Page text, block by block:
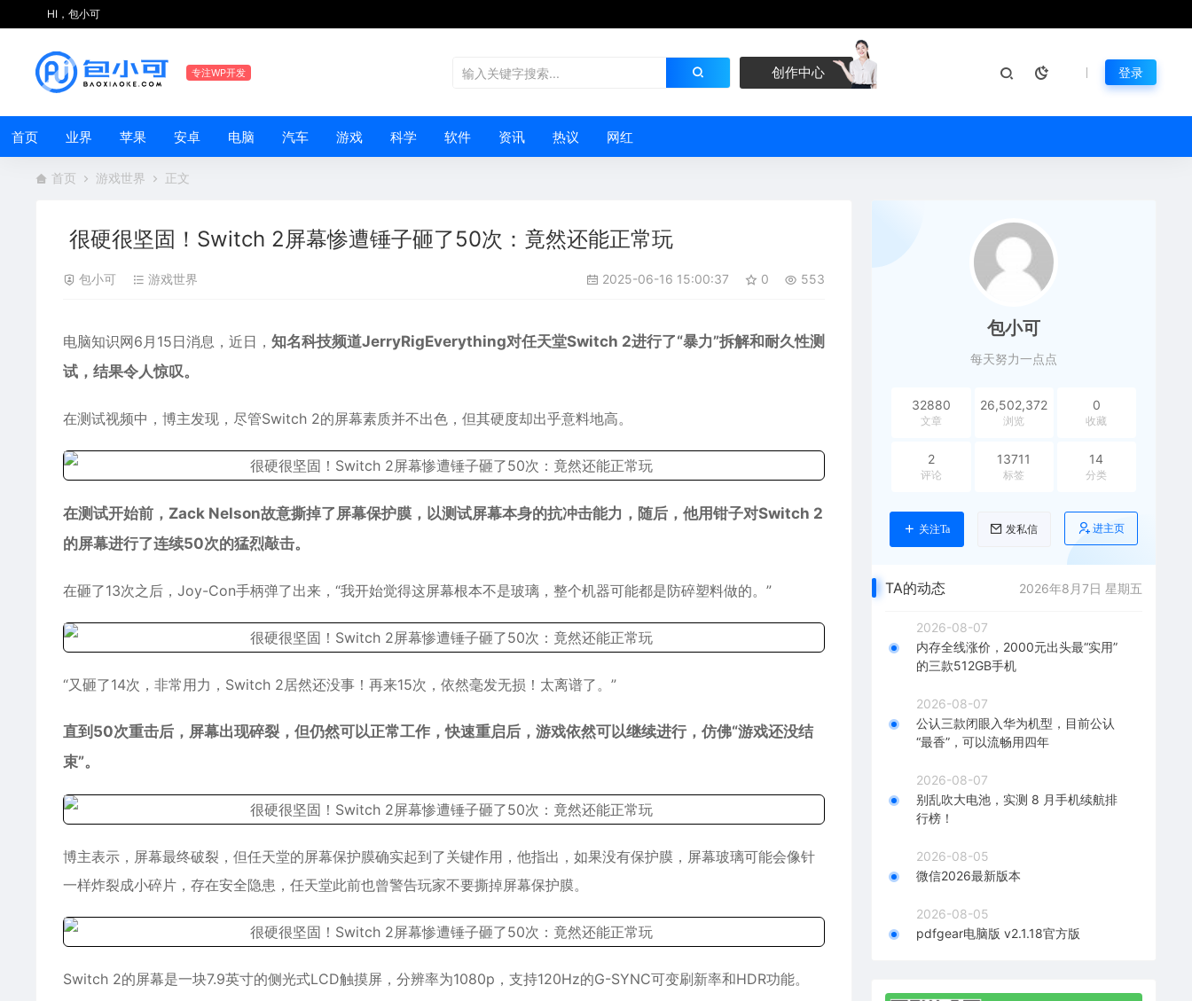
HI，包小可
专注WP开发 创作中心 登录
首页 业界 苹果 安卓 电脑 汽车 游戏 科学 软件 资讯 热议 网红
首页 游戏世界 正文
很硬很坚固！Switch 2屏幕惨遭锤子砸了50次：竟然还能正常玩
包小可 游戏世界 2025-06-16 15:00:37 0 553
电脑知识网6月15日消息，近日， 知名科技频道JerryRigEverything对任天堂Switch 2进行了“暴力”拆解和耐久性测
试，结果令人惊叹。
在测试视频中，博主发现，尽管Switch 2的屏幕素质并不出色，但其硬度却出乎意料地高。
在测试开始前，Zack Nelson故意撕掉了屏幕保护膜，以测试屏幕本身的抗冲击能力，随后，他用钳子对Switch 2
的屏幕进行了连续50次的猛烈敲击。
在砸了13次之后，Joy-Con手柄弹了出来，“我开始觉得这屏幕根本不是玻璃，整个机器可能都是防碎塑料做的。”
“又砸了14次，非常用力，Switch 2居然还没事！再来15次，依然毫发无损！太离谱了。”
直到50次重击后，屏幕出现碎裂，但仍然可以正常工作，快速重启后，游戏依然可以继续进行，仿佛“游戏还没结
束”。
博主表示，屏幕最终破裂，但任天堂的屏幕保护膜确实起到了关键作用，他指出，如果没有保护膜，屏幕玻璃可能会像针
一样炸裂成小碎片，存在安全隐患，任天堂此前也曾警告玩家不要撕掉屏幕保护膜。
Switch 2的屏幕是一块7.9英寸的侧光式LCD触摸屏，分辨率为1080p，支持120Hz的G-SYNC可变刷新率和HDR功能。
包小可
每天努力一点点
32880
文章
26,502,372
浏览
0
收藏
2
评论
13711
标签
14
分类
关注Ta 发私信 进主页
TA的动态 2026年8月7日 星期五
2026-08-07
内存全线涨价，2000元出头最“实用”
的三款512GB手机
2026-08-07
公认三款闭眼入华为机型，目前公认
“最香”，可以流畅用四年
2026-08-07
别乱吹大电池，实测 8 月手机续航排
行榜！
2026-08-05
微信2026最新版本
2026-08-05
pdfgear电脑版 v2.1.18官方版